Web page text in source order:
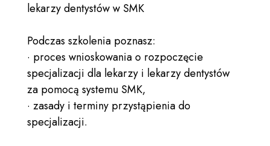
lekarzy dentystów w SMK
Podczas szkolenia poznasz:
· proces wnioskowania o rozpoczęcie
specjalizacji dla lekarzy i lekarzy dentystów
za pomocą systemu SMK,
· zasady i terminy przystąpienia do
specjalizacji.